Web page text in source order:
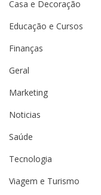
Casa e Decoração
Educação e Cursos
Finanças
Geral
Marketing
Noticias
Saúde
Tecnologia
Viagem e Turismo